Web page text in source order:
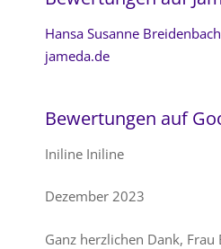
Hansa Susanne
jameda.de
Bewertungen auf
Iniline Iniline
Dezember 2023
Ganz herzlichen Dank, Frau